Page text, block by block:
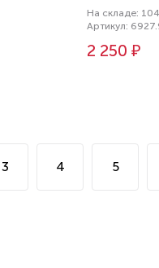
На складе:
Артикул:
2 250 ₽
3 4 5